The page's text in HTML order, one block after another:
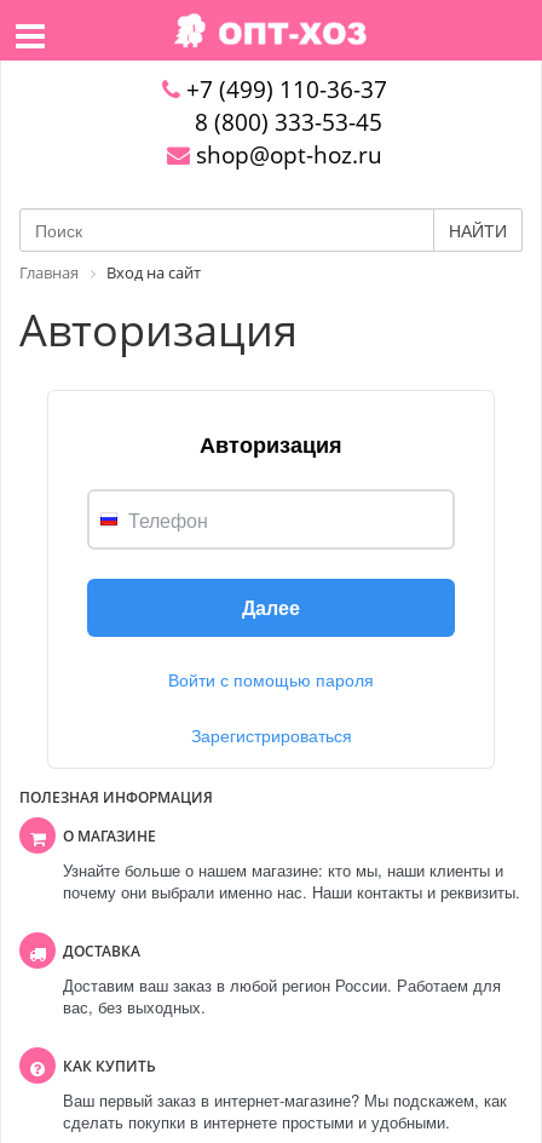
+7 (499) 110-36-37
8 (800) 333-53-45
shop@opt-hoz.ru
НАЙТИ
Главная Вход на сайт
Авторизация
Авторизация
Телефон
Далее
Войти с помощью пароля
Зарегистрироваться
ПОЛЕЗНАЯ ИНФОРМАЦИЯ
О МАГАЗИНЕ
Узнайте больше о нашем магазине: кто мы, наши клиенты и
почему они выбрали именно нас. Наши контакты и реквизиты.
ДОСТАВКА
Доставим ваш заказ в любой регион России. Работаем для
вас, без выходных.
КАК КУПИТЬ
Ваш первый заказ в интернет-магазине? Мы подскажем, как
сделать покупки в интернете простыми и удобными.